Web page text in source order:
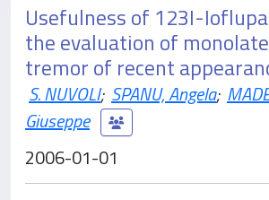
Usefulness of 123I-
the evaluation of
tremor of recent
S. NUVOLI; SPANU, Angela;
Giuseppe
2006-01-01